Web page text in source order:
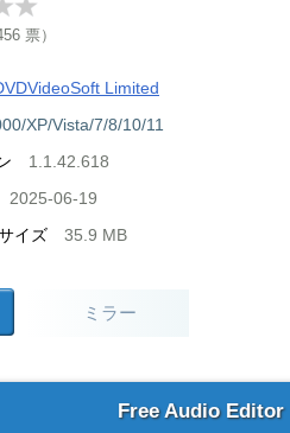
票）
Limited
XP/Vista/7/8/10/11
1.1.42.618
2025-06-19
イズ 35.9 MB
ミラー
Free Audio Editor